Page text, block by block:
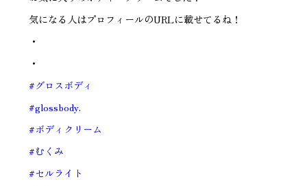
気になる人はプロフィールのURLに載せてるね！
・
・
#グロスボディ
#glossbody.
#ボディクリーム
#むくみ
#セルライト